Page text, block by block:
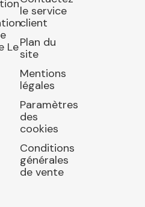
Le
le service
client
Plan du
site
Mentions
légales
Paramètres
des
cookies
Conditions
générales
de vente